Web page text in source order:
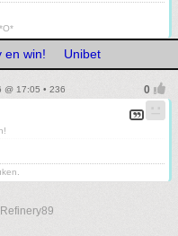
en win! Unibet
@ 17:05 • 236